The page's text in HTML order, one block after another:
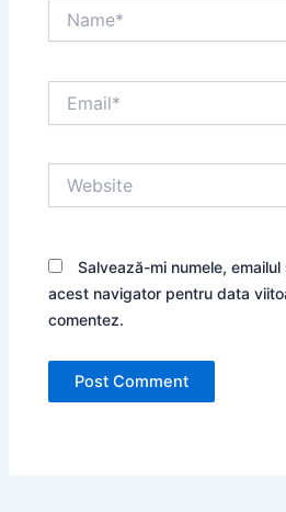
Salvează-mi numele,
acest navigator pentru data
comentez.